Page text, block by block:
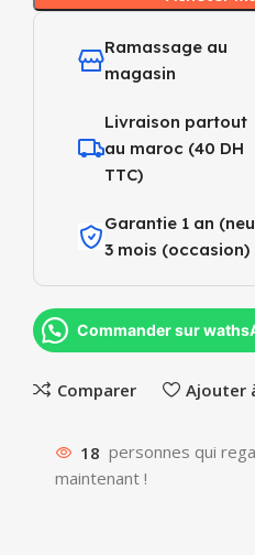
Ramassage au
magasin
Livraison partout
au maroc (40 DH
TTC)
Garantie 1 an
3 mois (occasion)
Commander sur
Comparer Ajouter
18 personnes qui
maintenant !